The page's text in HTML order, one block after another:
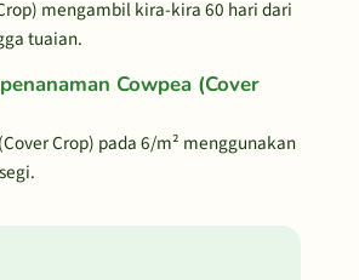
mengambil kira-kira 60 hari dari
tuaian.
Cowpea (Cover
Crop) pada 6/m² menggunakan